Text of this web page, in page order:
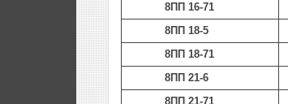
8ПП 16-71
8ПП 18-5
8ПП 18-71
8ПП 21-6
8ПП 21-71